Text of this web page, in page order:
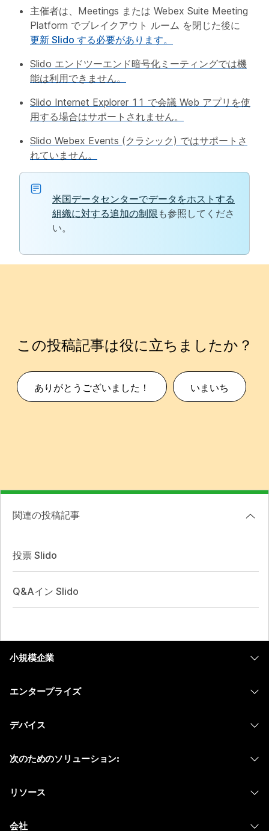
主催者は、Meetings または Webex Suite Meeting
Platform でブレイクアウト ルーム を閉じた後に
更新 Slido する必要があります。
Slido エンドツーエンド暗号化ミーティングでは機
能は利用できません。
Slido Internet Explorer 11 で会議 Web アプリを使
用する場合はサポートされません。
Slido Webex Events (クラシック) ではサポートさ
れていません。
米国データセンターでデータをホストする
組織に対する追加の制限 も参照してくださ
い。
この投稿記事は役に立ちましたか？
ありがとうございました！ いまいち
関連の投稿記事
投票 Slido
Q&Aイン Slido
小規模企業
エンタープライズ
Meetings
デバイス
次のためのソリューション:
リソース
会社